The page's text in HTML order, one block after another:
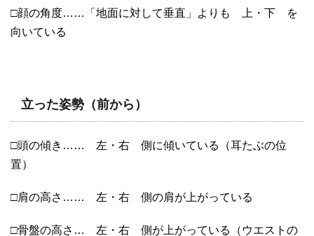
□顔の角度……「地面に対して垂直」よりも 上・下 を
向いている
立った姿勢（前から）
□頭の傾き…… 左・右 側に傾いている（耳たぶの位
置）
□肩の高さ…… 左・右 側の肩が上がっている
□骨盤の高さ… 左・右 側が上がっている（ウエストの